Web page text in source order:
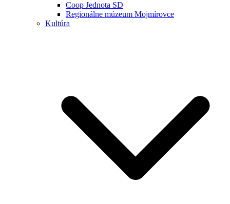
Coop Jednota SD
Regionálne múzeum Mojmírovce
Kultúra